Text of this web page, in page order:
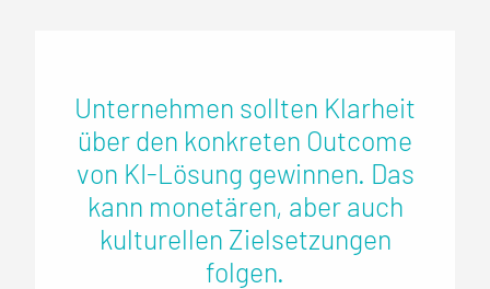
Unternehmen sollten Klarheit
über den konkreten Outcome
von KI-Lösung gewinnen. Das
kann monetären, aber auch
kulturellen Zielsetzungen
folgen.